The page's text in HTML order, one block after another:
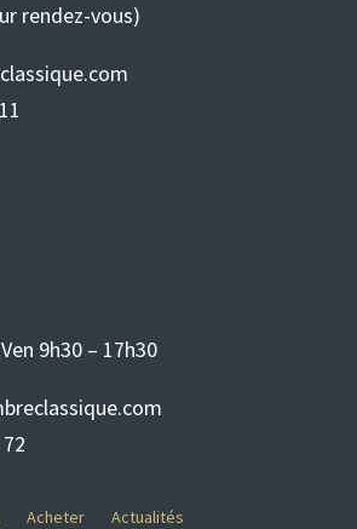
rendez-vous)
9h30 – 17h30
Acheter
Actualités